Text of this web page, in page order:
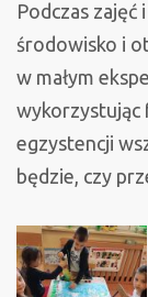
Podczas zajęć
środowisko i
w małym
wykorzystując
egzystencji
będzie, czy